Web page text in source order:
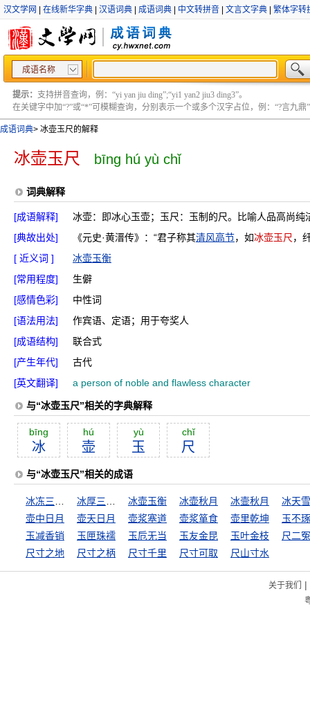
汉文学网 在线新华字典 汉语词典 成语词典 中文转拼音 文言文字典 繁体字转
成语名称
提示： 支持拼音查询，例：“yi yan jiu ding”;“yi1 yan2 jiu3 ding3”。
在关键字中加“?”或“*”可模糊查询，分别表示一个或多个汉字占位，例：“?言九鼎”
成语词典> 冰壶玉尺的解释
冰壶玉尺 bīng hú yù chǐ
词典解释
[成语解释]
冰壶：即冰心玉壶；玉尺：玉制的尺。比喻人品高尚纯
[典故出处]
《元史·黄溍传》：“君子称其清风高节，如冰壶玉尺 ，
[ 近义词 ]
冰壶玉衡
[常用程度]
生僻
[感情色彩]
中性词
[语法用法]
作宾语、定语；用于夸奖人
[成语结构]
联合式
[产生年代]
古代
[英文翻译]
a person of noble and flawless character
与“冰壶玉尺”相关的字典解释
bīng
冰
hú
壶
yù
玉
chĭ
尺
与“冰壶玉尺”相关的成语
冰壶玉衡 冰壶秋月 冰壸秋月
冰天
壶中日月
壶天日月 壶浆塞道 壶浆箪食
壶里乾坤
玉减香销
玉匣珠襦 玉卮无当 玉友金昆 玉叶金枝
尺二
尺寸之地
尺寸之柄 尺寸千里 尺寸可取 尺山寸水
关于我们 |